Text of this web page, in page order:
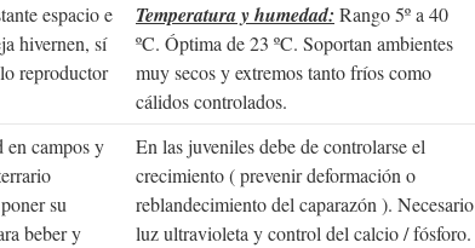
espacio e
hivernen, sí
reproductor
Temperatura y humedad: Rango 5º a 40
ºC. Óptima de 23 ºC. Soportan ambientes
muy secos y extremos tanto fríos como
cálidos controlados.
en campos y
su
beber y
En las juveniles debe de controlarse el
crecimiento ( prevenir deformación o
reblandecimiento del caparazón ). Necesario
luz ultravioleta y control del calcio / fósforo.